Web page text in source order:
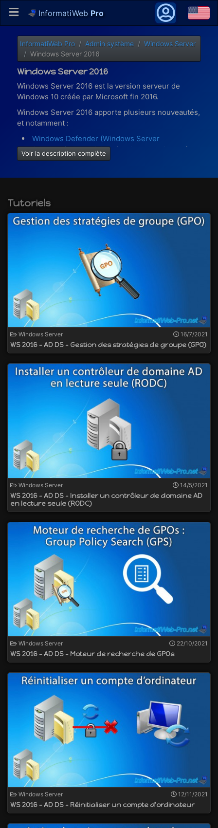
InformatiWeb Pro
InformatiWeb Pro Admin système
Windows Server
Windows Server 2016
Windows Server 2016
Windows Server 2016 est la version serveur de
Windows 10 créée par Microsoft fin 2016.
Windows Server 2016 apporte plusieurs nouveautés,
et notamment :
Windows Defender (Windows Server
Antimalware): un antivirus / antimalware installé et
activé par défaut en arrière-plan, bien qu'il ne soit
fonctionnalité sous Windows Server 2016.
l'ajout du support de l'OpenGL 4.4 et d'OpenCL
1.1 pour lesservices Bureau à distance (RDS)
succède à la solution "
Windows MultiPoint Server
" de Microsoft
la mise à jour du serveur web IIS (Internet
Information Services) en version 10.0
le support de la virtualisation imbriquée (nested
virtualization) par
Hyper-V
(pour les processeurs
Intel uniquement)
etc
Voir la description complète
Tutoriels
Windows Server 16/7/2021
WS 2016 - AD DS - Gestion des stratégies de groupe (GPO)
Windows Server 14/5/2021
WS 2016 - AD DS - Installer un contrôleur de domaine AD
en lecture seule (RODC)
Windows Server 22/10/2021
WS 2016 - AD DS - Moteur de recherche de GPOs
Windows Server 12/11/2021
WS 2016 - AD DS - Réinitialiser un compte d'ordinateur